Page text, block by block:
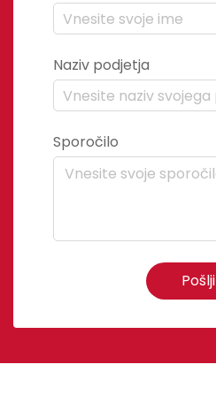
Naziv podjetja
Sporočilo
Pošlji